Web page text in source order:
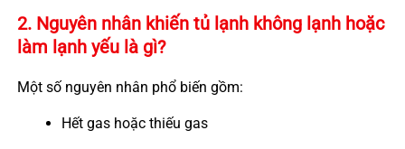
2. Nguyên nhân khiến tủ lạnh không lạnh hoặc
làm lạnh yếu là gì?
Một số nguyên nhân phổ biến gồm:
Hết gas hoặc thiếu gas